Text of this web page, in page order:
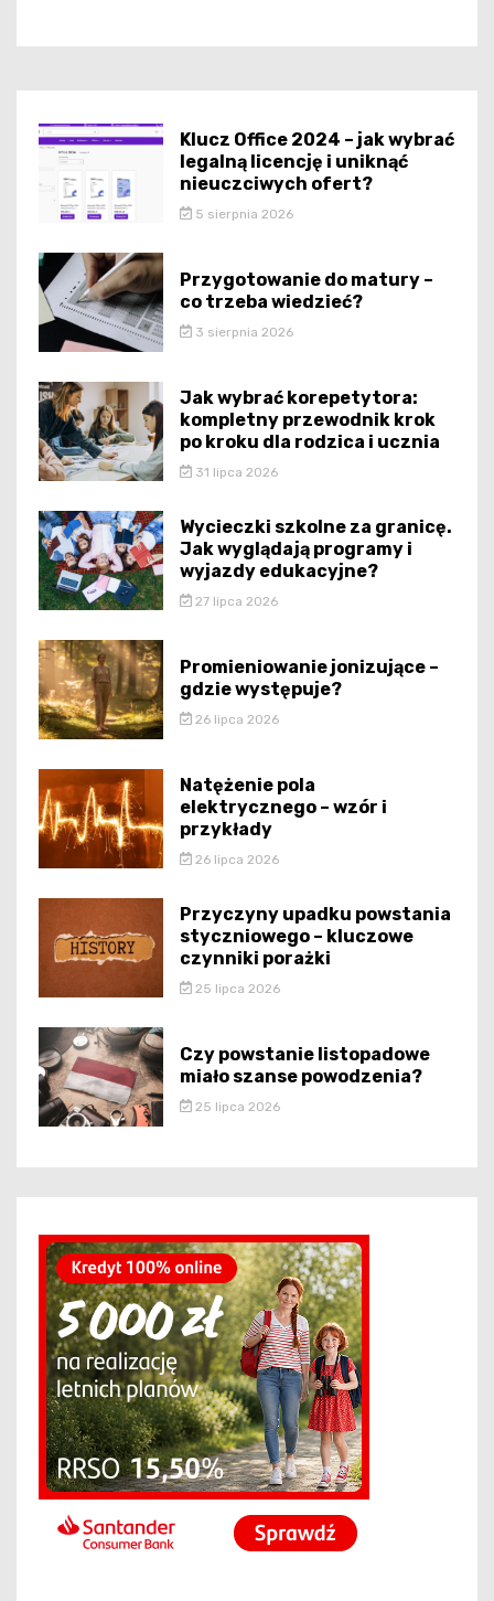
Klucz Office 2024 – jak wybrać
legalną licencję i uniknąć
nieuczciwych ofert?
5 sierpnia 2026
Przygotowanie do matury –
co trzeba wiedzieć?
3 sierpnia 2026
Jak wybrać korepetytora:
kompletny przewodnik krok
po kroku dla rodzica i ucznia
31 lipca 2026
Wycieczki szkolne za granicę.
Jak wyglądają programy i
wyjazdy edukacyjne?
27 lipca 2026
Promieniowanie jonizujące –
gdzie występuje?
26 lipca 2026
Natężenie pola
elektrycznego – wzór i
przykłady
26 lipca 2026
Przyczyny upadku powstania
styczniowego – kluczowe
czynniki porażki
25 lipca 2026
Czy powstanie listopadowe
miało szanse powodzenia?
25 lipca 2026